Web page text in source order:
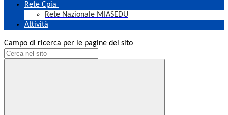
Rete Cpia
Rete Nazionale MIASEDU
Attività
Campo di ricerca per le pagine del sito